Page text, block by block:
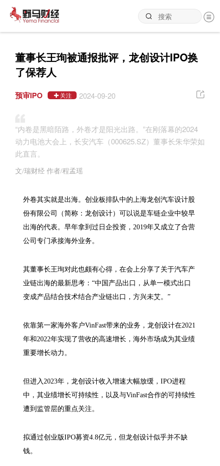
董事长王珣被通报批评，龙创设计IPO换
了保荐人
预审IPO 关注 2024-09-20
“内卷是黑暗陌路，外卷才是阳光出路。”在刚落幕的2024
动力电池大会上，长安汽车（000625.SZ）董事长朱华荣如
此直言。
文/瑞财经 作者/程孟瑶
外卷其实就是出海。创业板排队中的上海龙创汽车设计股
份有限公司（简称：龙创设计）可以说是车链企业中较早
出海的代表。早年拿到过日企投资，2019年又成立了合营
公司专门承接海外业务。
其董事长王珣对此也颇有心得，在会上分享了关于汽车产
业链出海的最新思考：“中国产品出口，从单一模式出口
变成产品结合技术结合产业链出口，方兴未艾。”
依靠第一家海外客户VinFast带来的业务，龙创设计在2021
年和2022年实现了营收的高速增长，海外市场成为其业绩
重要增长动力。
但进入2023年，龙创设计收入增速大幅放缓，IPO进程
中，其业绩增长可持续性，以及与VinFast合作的可持续性
遭到监管层的重点关注。
拟通过创业版IPO募资4.8亿元，但龙创设计似乎并不缺
钱。